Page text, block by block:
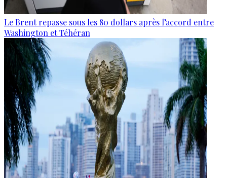
Le Brent repasse sous les 80 dollars après l’accord entre
Washington et Téhéran